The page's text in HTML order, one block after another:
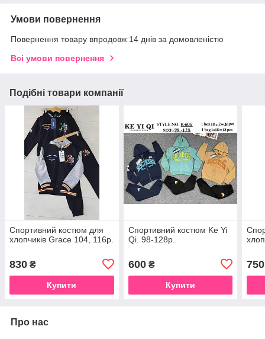
Умови повернення
Повернення товару впродовж 14 днів за домовленістю
Всі умови повернення
Подібні товари компанії
Спортивний костюм для
хлопчиків Grace 104, 116р.
830 ₴
Купити
Спортивний костюм Ke Yi
Qi. 98-128р.
600₴
Купити
750
Про нас